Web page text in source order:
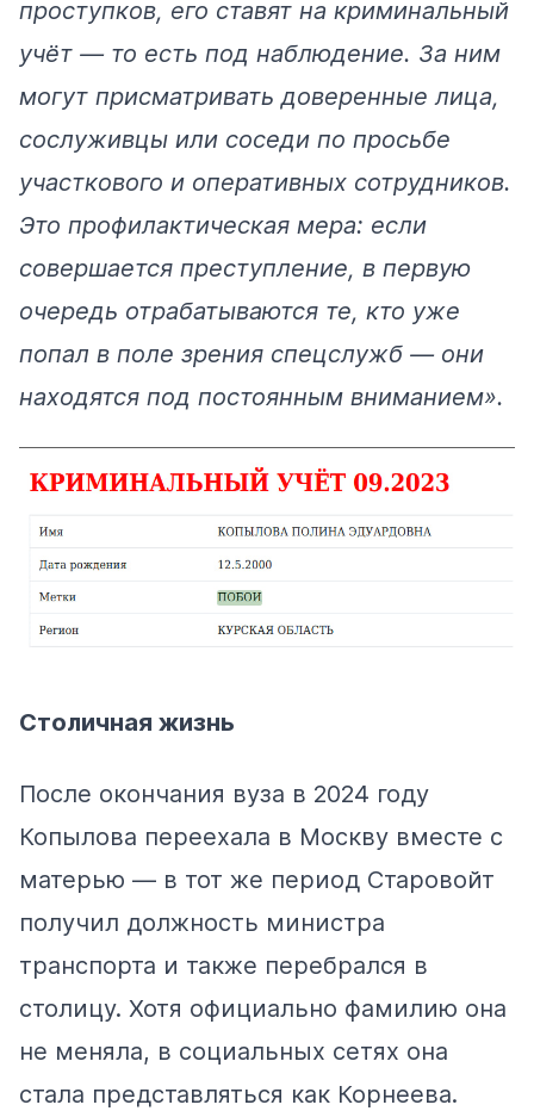
проступков, его ставят на криминальный
учёт — то есть под наблюдение. За ним
могут присматривать доверенные лица,
сослуживцы или соседи по просьбе
участкового и оперативных сотрудников.
Это профилактическая мера: если
совершается преступление, в первую
очередь отрабатываются те, кто уже
попал в поле зрения спецслужб — они
находятся под постоянным вниманием».
Столичная жизнь
После окончания вуза в 2024 году
Копылова переехала в Москву вместе с
матерью — в тот же период Старовойт
получил должность министра
транспорта и также перебрался в
столицу. Хотя официально фамилию она
не меняла, в социальных сетях она
стала представляться как Корнеева.